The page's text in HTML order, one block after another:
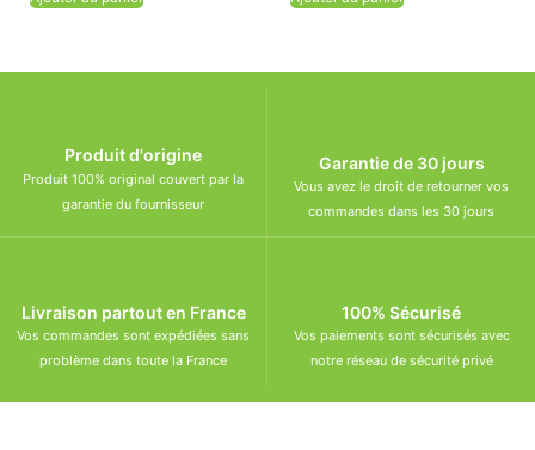
Produit d'origine
Produit 100% original couvert par la
garantie du fournisseur
Garantie de 30 jours
Vous avez le droit de retourner vos
commandes dans les 30 jours
Livraison partout en France
Vos commandes sont expédiées sans
problème dans toute la France
100% Sécurisé
Vos paiements sont sécurisés avec
notre réseau de sécurité privé